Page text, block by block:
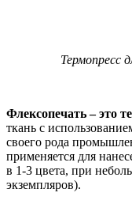
Термопресс
Флексопечать – это
ткань с
своего рода
применяется для
в 1-3 цвета, при
экземпляров).